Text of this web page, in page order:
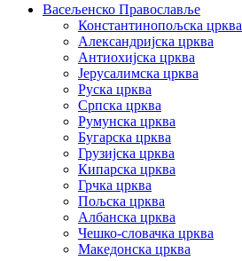
Васељенско Православље
Константинопољска црква
Александријска црква
Антиохијска црква
Јерусалимска црква
Руска црква
Српска црква
Румунска црква
Бугарска црква
Грузијска црква
Кипарска црква
Грчка црква
Пољска црква
Албанска црква
Чешко-словачка црква
Македонска црква